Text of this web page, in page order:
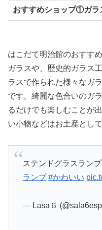
おすすめショップ①ガラ
はこだて明治館のおすす
ガラスや、歴史的ガラス
ラスで作られた様々なガ
です。綺麗な色合いのガ
るだけでも楽しむことが
い小物などはお土産とし
ステンドグラスランプ
ランプ #かわいい
— Lasa６